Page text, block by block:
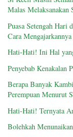
Malas Melaksanakan
Puasa Setengah Hari
Cara Mengajarkannya
Hati-Hati! Ini Hal
Penyebab Kenakalan
Berapa Banyak
Perempuan Menurut
Hati-Hati! Ternyata
Bolehkah